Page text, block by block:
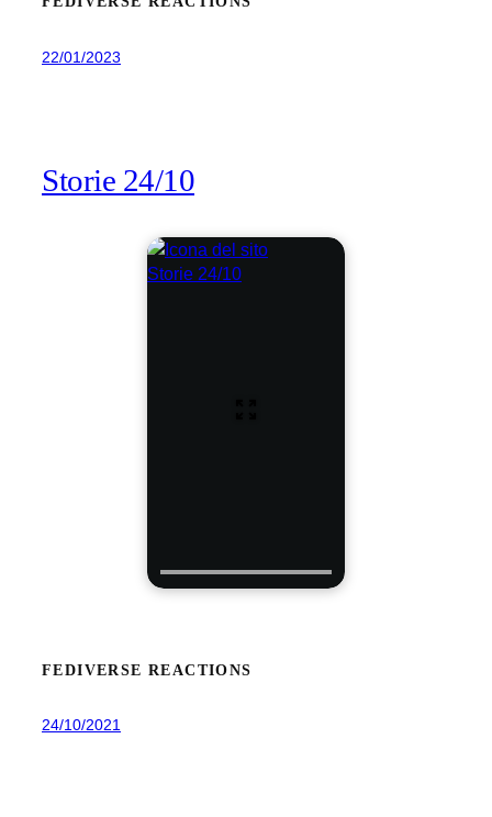
22/01/2023
Storie 24/10
Storie 24/10
FEDIVERSE REACTIONS
24/10/2021